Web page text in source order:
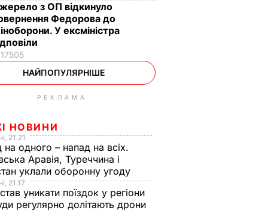
з ОП відкинуло
Федорова до
У ексміністра
17505
НАЙПОПУЛЯРНІШЕ
РЕКЛАМА
НОВИНИ
21.21
на одного – напад на всіх.
Аравія, Туреччина і
уклали оборонну угоду
21.17
уникати поїздок у регіони
регулярно долітають дрони